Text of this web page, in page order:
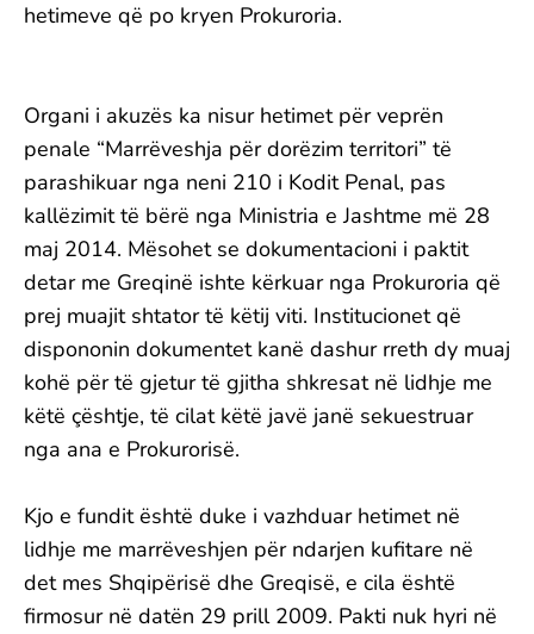
hetimeve që po kryen Prokuroria.
Organi i akuzës ka nisur hetimet për veprën
penale “Marrëveshja për dorëzim territori” të
parashikuar nga neni 210 i Kodit Penal, pas
kallëzimit të bërë nga Ministria e Jashtme më 28
maj 2014. Mësohet se dokumentacioni i paktit
detar me Greqinë ishte kërkuar nga Prokuroria që
prej muajit shtator të këtij viti. Institucionet që
dispononin dokumentet kanë dashur rreth dy muaj
kohë për të gjetur të gjitha shkresat në lidhje me
këtë çështje, të cilat këtë javë janë sekuestruar
nga ana e Prokurorisë.
Kjo e fundit është duke i vazhduar hetimet në
lidhje me marrëveshjen për ndarjen kufitare në
det mes Shqipërisë dhe Greqisë, e cila është
firmosur në datën 29 prill 2009. Pakti nuk hyri në